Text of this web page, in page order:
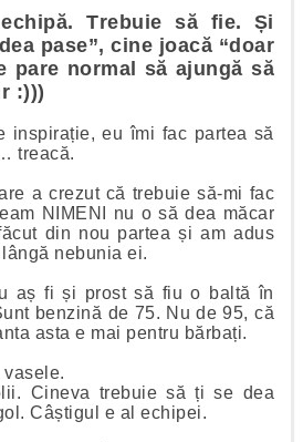
Trebuie să fie. Și
pase”, cine joacă “doar
pare normal să ajungă să
:)))
inspirație, eu îmi fac partea să
treacă.
a crezut că trebuie să-mi fac
NIMENI nu o să dea măcar
din nou partea și am adus
nebunia ei.
aș fi și prost să fiu o baltă în
benzină de 75. Nu de 95, că
asta e mai pentru bărbați.
vasele.
Cineva trebuie să ți se dea
Câștigul e al echipei.